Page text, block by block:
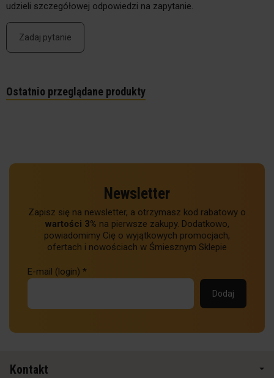
udzieli szczegółowej odpowiedzi na zapytanie.
Zadaj pytanie
Ostatnio przeglądane produkty
Newsletter
Zapisz się na newsletter, a otrzymasz kod rabatowy o
wartości 3% na pierwsze zakupy. Dodatkowo,
powiadomimy Cię o wyjątkowych promocjach,
ofertach i nowościach w Śmiesznym Sklepie
E-mail (login) *
Kontakt